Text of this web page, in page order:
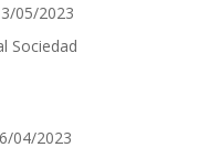
05/2023
Sociedad
04/2023